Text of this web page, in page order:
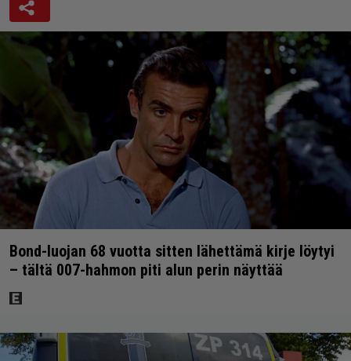
Bond-luojan 68 vuotta sitten lähettämä kirje löytyi
– tältä 007-hahmon piti alun perin näyttää